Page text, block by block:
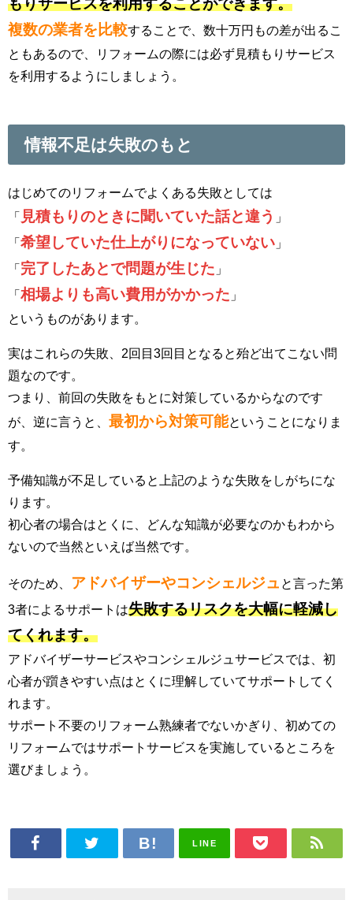
もりサービスを利用することができます。
複数の業者を比較することで、数十万円もの差が出るこ
ともあるので、リフォームの際には必ず見積もりサービス
を利用するようにしましょう。
情報不足は失敗のもと
はじめてのリフォームでよくある失敗としては
「
見積もりのときに聞いていた話と違う 」
「 希望していた仕上がりになっていない 」
「 完了したあとで問題が生じた 」
「 相場よりも高い費用がかかった 」
というものがあります。
実はこれらの失敗、2回目3回目となると殆ど出てこない問
題なのです。
つまり、前回の失敗をもとに対策しているからなのです
が、逆に言うと、 最初から対策可能ということになりま
す。
予備知識が不足していると上記のような失敗をしがちにな
ります。
初心者の場合はとくに、どんな知識が必要なのかもわから
ないので当然といえば当然です。
そのため、 アドバイザーやコンシェルジュ と言った第
3者によるサポートは失敗するリスクを大幅に軽減し
てくれます。
アドバイザーサービスやコンシェルジュサービスでは、初
心者が躓きやすい点はとくに理解していてサポートしてく
れます。
サポート不要のリフォーム熟練者でないかぎり、初めての
リフォームではサポートサービスを実施しているところを
選びましょう。
LINE